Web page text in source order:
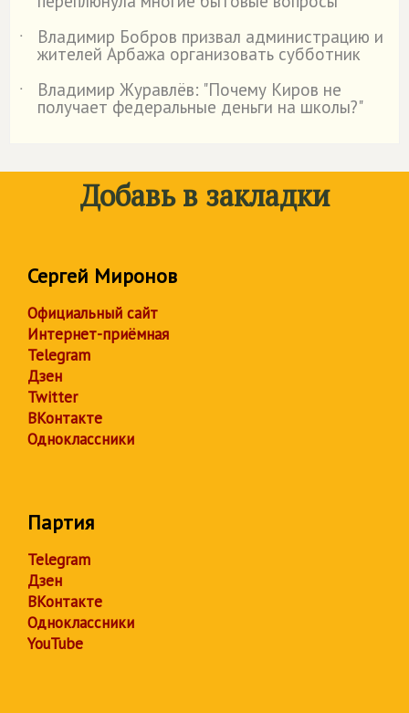
˙
Владимир Бобров призвал администрацию и
жителей Арбажа организовать субботник
˙
Владимир Журавлёв: "Почему Киров не
получает федеральные деньги на школы?"
Добавь в закладки
Сергей Миронов
Официальный сайт
Интернет-приёмная
Telegram
Дзен
Twitter
ВКонтакте
Одноклассники
Партия
Telegram
Дзен
ВКонтакте
Одноклассники
YouTube